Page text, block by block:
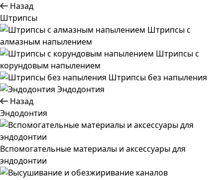
Назад
Штрипсы
Штрипсы c
алмазным напылением
Штрипсы c
корундовым напылением
Штрипсы без напыления
Эндодонтия
Назад
Эндодонтия
Вспомогательные материалы и аксессуары для
эндодонтии